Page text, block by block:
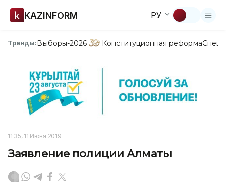
KAZINFORM РУ
Тренды:Выборы-2026 Конституционная реформа
11:35, 11 Июня 2019
Заявление полиции Алматы